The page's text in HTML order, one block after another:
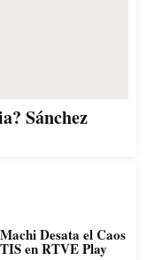
Sánchez
Desata el Caos
en RTVE Play